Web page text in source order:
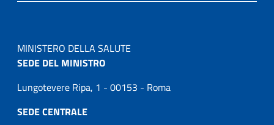
MINISTERO DELLA SALUTE
SEDE DEL MINISTRO
Lungotevere Ripa, 1 - 00153 - Roma
SEDE CENTRALE